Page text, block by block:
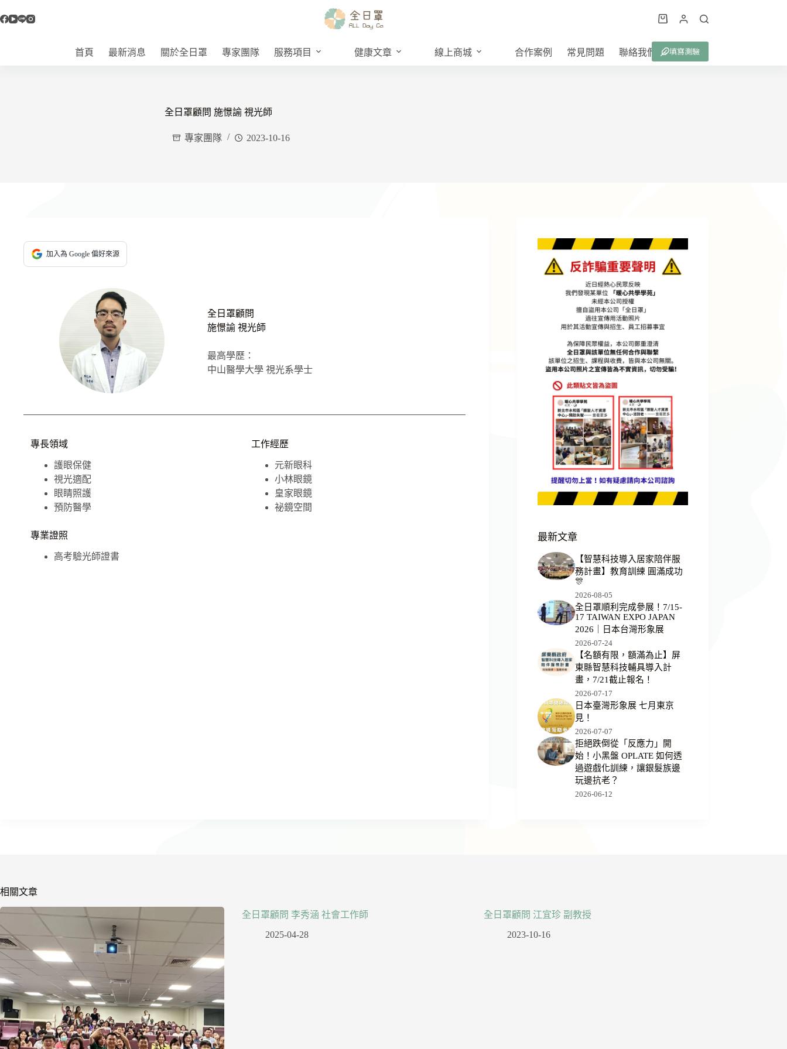
至
購
物
車
首頁 最新消息 關於全日罩 專家團隊 服務項目 健康文章 線上商城 合作案例 常見問題 聯絡我們 填寫測驗
全日罩顧問 施憬諭 視光師
專家團隊 2023-10-16
加入為 Google 偏好來源
全日罩顧問
施憬諭 視光師
最高學歷：
中山醫學大學 視光系學士
專長領域
護眼保健
視光適配
眼睛照護
預防醫學
專業證照
高考驗光師證書
工作經歷
元新眼科
小林眼鏡
皇家眼鏡
祕鏡空間
最新文章
【智慧科技導入居家陪伴服
務計畫】教育訓練 圓滿成功
🎊
2026-08-05
全日罩順利完成參展！7/15-
17 TAIWAN EXPO JAPAN
2026｜日本台灣形象展
2026-07-24
【名額有限，額滿為止】屏
東縣智慧科技輔具導入計
畫，7/21截止報名！
2026-07-17
日本臺灣形象展 七月東京
見！
2026-07-07
拒絕跌倒從「反應力」開
始！小黑盤 OPLATE 如何透
過遊戲化訓練，讓銀髮族邊
玩邊抗老？
2026-06-12
相關文章
全日罩顧問 李秀涵 社會工作師
2025-04-28
全日罩顧問 江宜珍 副教授
2023-10-16